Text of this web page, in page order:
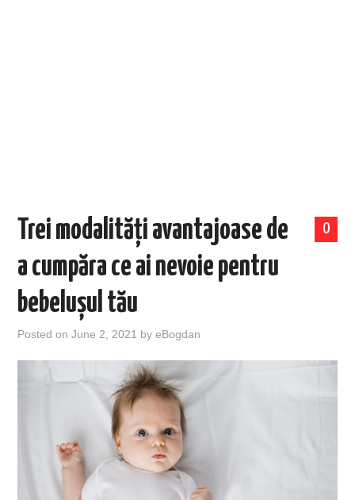
0
Trei modalități avantajoase de
a cumpăra ce ai nevoie pentru
bebelușul tău
Posted onJune 2, 2021 byeBogdan